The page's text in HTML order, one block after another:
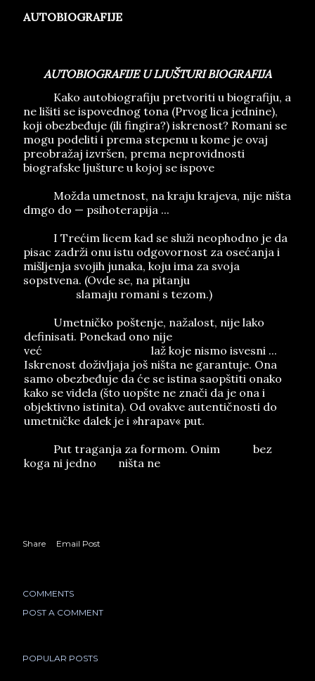
AUTOBIOGRAFIJE
AUTOBIOGRAFIJE U LJUŠTURI BIOGRAFIJA
Kako autobiografiju pretvoriti u biografiju, a
ne lišiti se ispovednog tona (Prvog lica jednine),
koji obezbeđuje (ili fingira?) iskrenost? Romani se
mogu podeliti i prema stepenu u kome je ovaj
preobražaj izvršen, prema neprovidnosti
biografske ljušture u kojoj se ispove
Možda umetnost, na kraju krajeva, nije ništa
dmgo do — psihoterapija ...
I Trećim licem kad se služi neophodno je da
pisac zadrži onu istu odgovornost za osećanja i
mišljenja svojih junaka, koju ima za svoja
sopstvena. (Ovde se, na pitanju
slamaju romani s tezom.)
Umetničko poštenje, nažalost, nije lako
definisati. Ponekad ono nijeiskrenost doživljaja,
već
laž koje nismo isvesni ...
Iskrenost doživljaja još ništa ne garantuje. Ona
samo obezbeđuje da će se istina saopštiti onako
kako se videla (što uopšte ne znači da je ona i
objektivno istinita). Od ovakve autentičnosti do
umetničke dalek je i »hrapav« put.
Put traganja za formom. Onim
bez
koga ni jedno
ništa ne
Share Email Post
COMMENTS
POST A COMMENT
POPULAR POSTS